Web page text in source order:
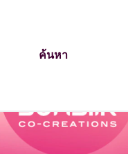
ค้นหา